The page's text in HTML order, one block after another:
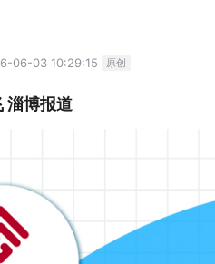
06-03 10:29:15 原创
淄博报道